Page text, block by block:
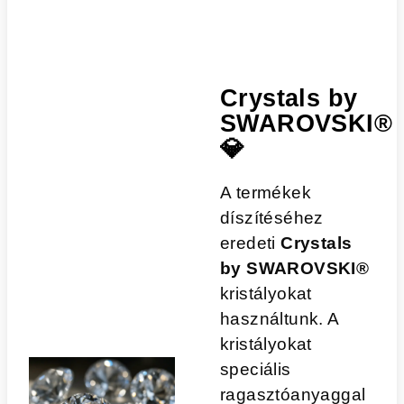
Crystals by
SWAROVSKI®
💎
A termékek
díszítéséhez
eredetiCrystals
by SWAROVSKI®
kristályokat
használtunk. A
kristályokat
speciális
ragasztóanyaggal